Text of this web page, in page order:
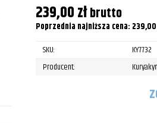
239,00złbrutto
Poprzednia najniższa cena: 239,00
SKU:
KY7732
Producent:
Kuryakyn